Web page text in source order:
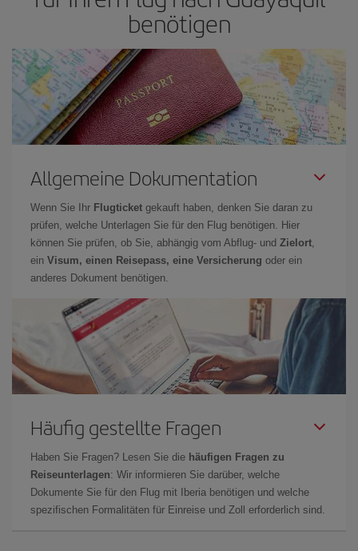
benötigen
Allgemeine Dokumentation
Wenn Sie Ihr Flugticket gekauft haben, denken Sie daran zu
prüfen, welche Unterlagen Sie für den Flug benötigen. Hier
können Sie prüfen, ob Sie, abhängig vom Abflug- und Zielort
ein Visum, einen Reisepass, eine Versicherung oder ein
anderes Dokument benötigen.
Häufig gestellte Fragen
Haben Sie Fragen? Lesen Sie die häufigen Fragen zu
Reiseunterlagen: Wir informieren Sie darüber, welche
Dokumente Sie für den Flug mit Iberia benötigen und welche
spezifischen Formalitäten für Einreise und Zoll erforderlich sind.